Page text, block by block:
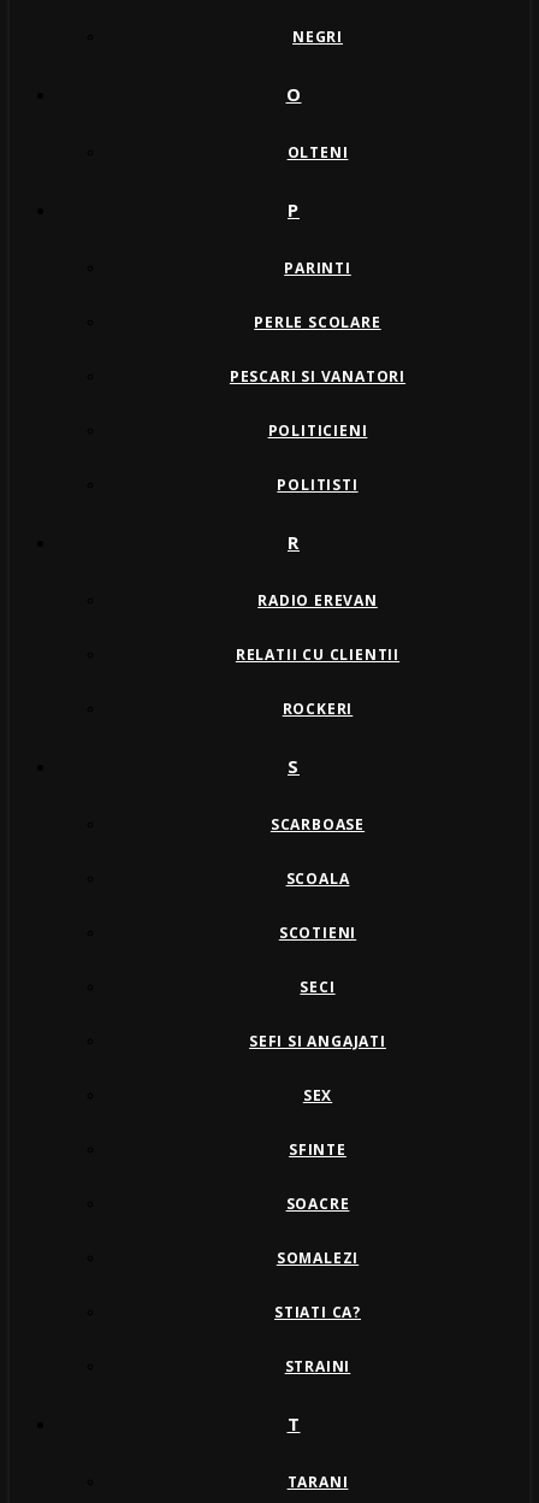
NEGRI
O
OLTENI
P
PARINTI
PERLE SCOLARE
PESCARI SI VANATORI
POLITICIENI
POLITISTI
R
RADIO EREVAN
RELATII CU CLIENTII
ROCKERI
S
SCARBOASE
SCOALA
SCOTIENI
SECI
SEFI SI ANGAJATI
SEX
SFINTE
SOACRE
SOMALEZI
STIATI CA?
STRAINI
T
TARANI